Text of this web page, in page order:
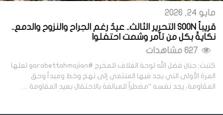
مايو 24, 2026
قريباً SOON التحرير الثالث.. عيدٌ رغم الجراح والنزوح والدمع..
نكايةً بكل من تآمر وشمت احتفلوا
كتبت: حنان فضل الله لوحة الغلاف للمخرج #garabettahmajian لعلها
المرة الأولى التي يجد فيها المنتمي إلى نهج وخط ومبدأ وحق
المقاومة، يجد نفسه “مضطراً للمبالغة بالاحتفال بعيد المقاومة …